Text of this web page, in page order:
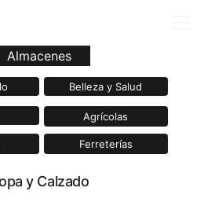
Almacenes
Belleza y Salud
Agrícolas
Ferreterías
y Calzado